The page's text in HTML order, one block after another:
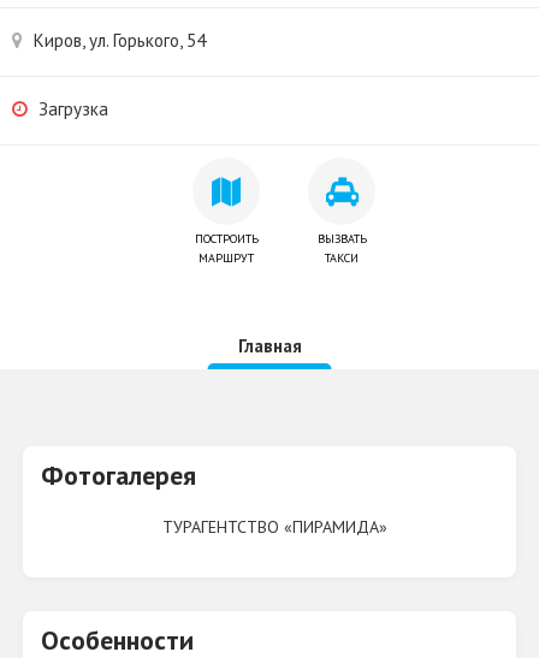
Киров, ул. Горького, 54
Загрузка
ПОСТРОИТЬ
МАРШРУТ
ВЫЗВАТЬ
ТАКСИ
Главная
Особенности
Фотогалерея
ТУРАГЕНТСТВО «ПИРАМИДА»